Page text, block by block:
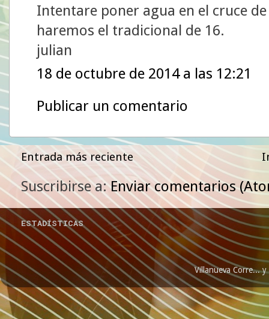
Intentare poner agua en el cruce
haremos el tradicional de 16.
julian
18 de octubre de 2014 a las 12:21
Publicar un comentario
Entrada más reciente
Suscribirse a:Enviar comentarios
ESTADÍSTICAS
Villanueva Corre...